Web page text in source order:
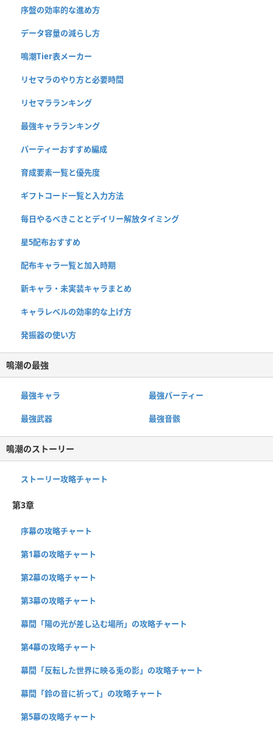
序盤の効率的な進め方
データ容量の減らし方
鳴潮Tier表メーカー
リセマラのやり方と必要時間
リセマラランキング
最強キャラランキング
パーティーおすすめ編成
育成要素一覧と優先度
ギフトコード一覧と入力方法
毎日やるべきこととデイリー解放タイミング
星5配布おすすめ
配布キャラ一覧と加入時期
新キャラ・未実装キャラまとめ
キャラレベルの効率的な上げ方
発振器の使い方
鳴潮の最強
最強キャラ 最強パーティー
最強武器 最強音骸
鳴潮のストーリー
ストーリー攻略チャート
第3章
序幕の攻略チャート
第1幕の攻略チャート
第2幕の攻略チャート
第3幕の攻略チャート
幕間「陽の光が差し込む場所」の攻略チャート
第4幕の攻略チャート
幕間「反転した世界に映る兎の影」の攻略チャート
幕間「鈴の音に祈って」の攻略チャート
第5幕の攻略チャート